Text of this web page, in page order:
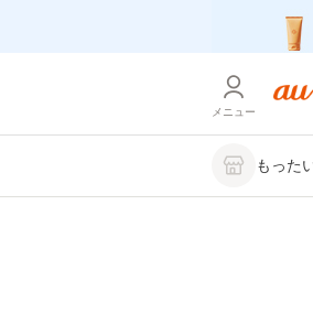
メニュー
もった